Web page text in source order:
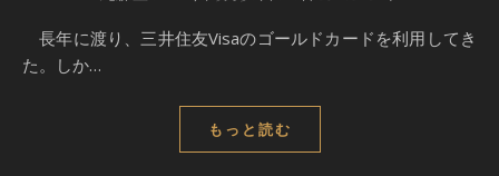
長年に渡り、三井住友Visaのゴールドカードを利用してき
た。しか…
もっと読む